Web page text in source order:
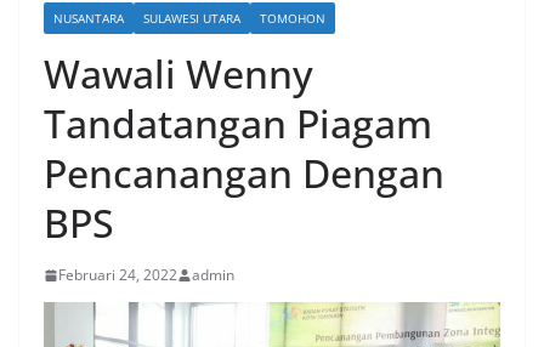
NUSANTARA SULAWESI UTARA TOMOHON
Wawali Wenny
Tandatangan Piagam
Pencanangan Dengan
BPS
Februari 24, 2022 admin